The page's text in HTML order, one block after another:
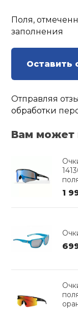
Поля,
заполнения
Оставить
Отправляя
обработки
Вам может
1